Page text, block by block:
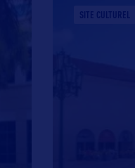
SITE CULTUREL